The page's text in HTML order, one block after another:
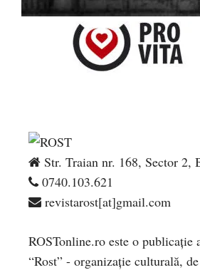
Str. Traian nr. 168, Sector 2,
0740.103.621
revistarost[at]gmail.com
ROSTonline.ro este o publicaţie
“Rost” - organizaţie culturală,